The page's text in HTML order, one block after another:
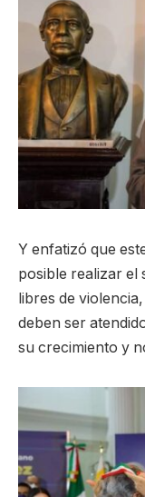
Y enfatizó que
posible realizar el
libres de
deben ser
su crecimiento y